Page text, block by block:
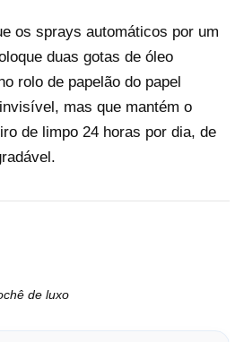
os sprays automáticos por um
duas gotas de óleo
rolo de papelão do papel
mas que mantém o
de limpo 24 horas por dia, de
de luxo